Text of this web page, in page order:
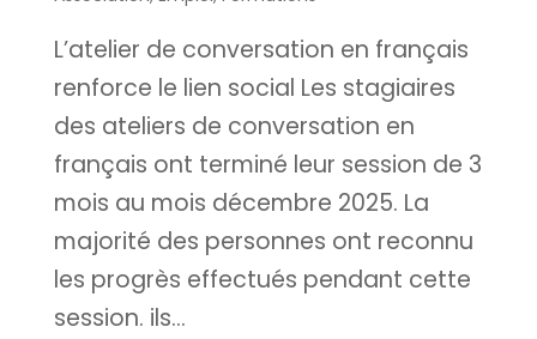
L’atelier de conversation en français
renforce le lien social Les stagiaires
des ateliers de conversation en
français ont terminé leur session de 3
mois au mois décembre 2025. La
majorité des personnes ont reconnu
les progrès effectués pendant cette
session. ils...